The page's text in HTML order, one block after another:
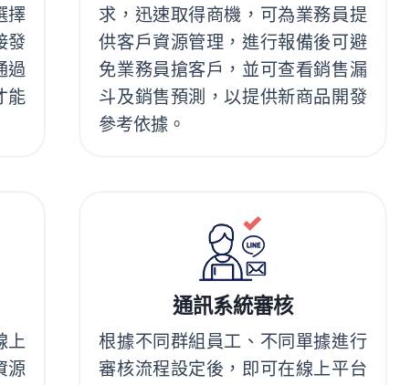
擇
發
過
能
求，迅速取得商機，可為業務員提
供客戶資源管理，進行報備後可避
免業務員搶客戶，並可查看銷售漏
斗及銷售預測，以提供新商品開發
參考依據。
上
源
通訊系統審核
根據不同群組員工、不同單據進行
審核流程設定後，即可在線上平台